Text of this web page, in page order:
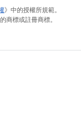
》中的授權所規範。
商標或註冊商標。